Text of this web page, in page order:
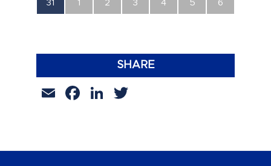
0
esemény,
31
0
esemény,
1
0
esemény,
2
0
esemény,
3
0
esemény,
4
0
esemény,
5
0
esemény,
6
SHARE
EmailFacebook
LinkedIn